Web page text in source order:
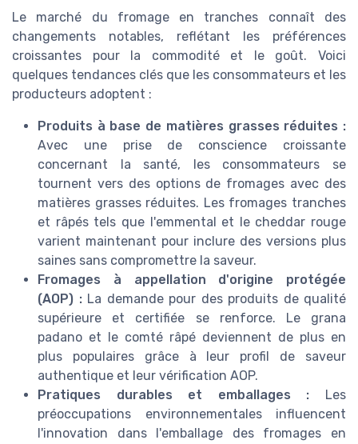
Le marché du fromage en tranches connaît des
changements notables, reflétant les préférences
croissantes pour la commodité et le goût. Voici
quelques tendances clés que les consommateurs et les
producteurs adoptent :
Produits à base de matières grasses réduites :
Avec une prise de conscience croissante
concernant la santé, les consommateurs se
tournent vers des options de fromages avec des
matières grasses réduites. Les fromages tranches
et râpés tels que l'emmental et le cheddar rouge
varient maintenant pour inclure des versions plus
saines sans compromettre la saveur.
Fromages à appellation d'origine protégée
(AOP) :La demande pour des produits de qualité
supérieure et certifiée se renforce. Le grana
padano et le comté râpé deviennent de plus en
plus populaires grâce à leur profil de saveur
authentique et leur vérification AOP.
Pratiques durables et emballages : Les
préoccupations environnementales influencent
l'innovation dans l'emballage des fromages en